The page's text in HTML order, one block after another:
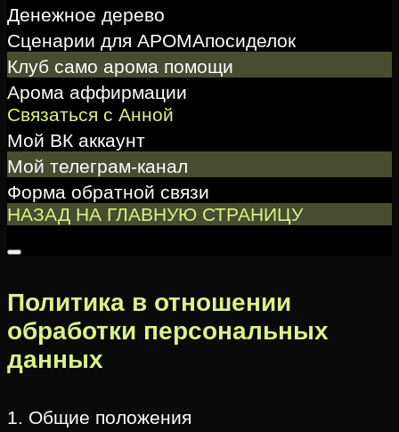
Денежное дерево
Сценарии для АРОМАпосиделок
Клуб само арома помощи
Арома аффирмации
Связаться с Анной
Мой ВК аккаунт
Мой телеграм-канал
Форма обратной связи
НАЗАД НА ГЛАВНУЮ СТРАНИЦУ
Политика в отношении
обработки персональных
данных
1. Общие положения